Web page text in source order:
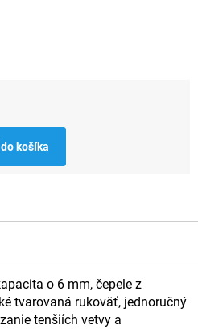
košíka
o 6 mm, čepele z
tvarovaná rukoväť, jednoručný
tenšiích vetvy a